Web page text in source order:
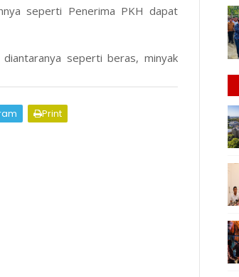
seperti Penerima PKH dapat
seperti beras, minyak
Print